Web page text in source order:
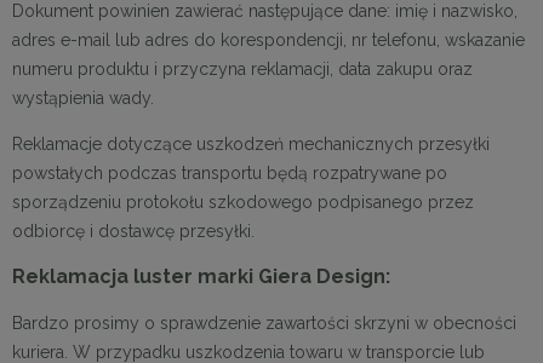
Dokument powinien zawierać następujące dane: imię i nazwisko,
adres e-mail lub adres do korespondencji, nr telefonu, wskazanie
numeru produktu i przyczyna reklamacji, data zakupu oraz
wystąpienia wady.
Reklamacje dotyczące uszkodzeń mechanicznych przesyłki
powstałych podczas transportu będą rozpatrywane po
sporządzeniu protokołu szkodowego podpisanego przez
odbiorcę i dostawcę przesyłki.
Reklamacja luster marki Giera Design:
Bardzo prosimy o sprawdzenie zawartości skrzyni w obecności
kuriera. W przypadku uszkodzenia towaru w transporcie lub